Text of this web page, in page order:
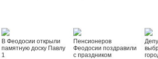
В Феодосии открыли
памятную доску Павлу
1
Пенсионеров
Феодосии поздравили
с праздником